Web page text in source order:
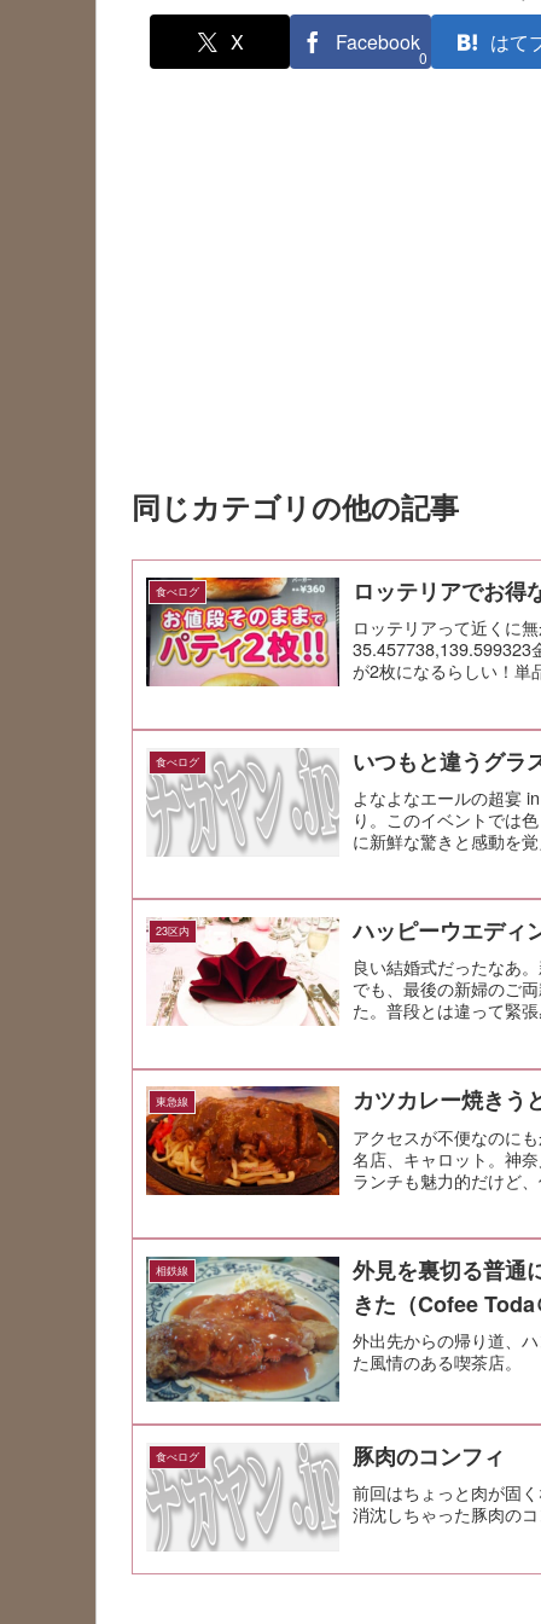
X Facebook
0
はて
同じカテゴリの他の記事
食べログ ロッテリアでお得
ロッテリアって近くに
35.457738,139.599323
が2枚になるらしい！単
食べログ いつもと違うグラ
よなよなエールの超宴
り。このイベントでは
に新鮮な驚きと感動を
23区内 ハッピーウエディ
良い結婚式だったなあ
でも、最後の新婦のご
た。普段とは違って緊
東急線 カツカレー焼きう
アクセスが不便なのに
名店、キャロット。神
ランチも魅力的だけど
相鉄線
外見を裏切る普通
きた（Cofee
外出先からの帰り道、
た風情のある喫茶店。
食べログ 豚肉のコンフィ
前回はちょっと肉が固
消沈しちゃった豚肉の